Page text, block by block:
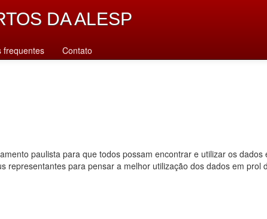
DA ALESP
frequentes Contato
paulista para que todos possam encontrar e utilizar os
para pensar a melhor utilização dos dados em prol